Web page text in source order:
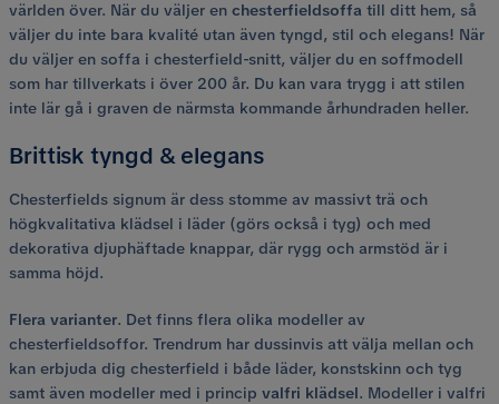
världen över. När du väljer en chesterfieldsoffa till ditt hem, så
väljer du inte bara kvalité utan även tyngd, stil och elegans! När
du väljer en soffa i chesterfield-snitt, väljer du en soffmodell
som har tillverkats i över 200 år. Du kan vara trygg i att stilen
inte lär gå i graven de närmsta kommande århundraden heller.
Brittisk tyngd & elegans
Chesterfields signum är dess stomme av massivt trä och
högkvalitativa klädsel i läder (görs också i tyg) och med
dekorativa djuphäftade knappar, där rygg och armstöd är i
samma höjd.
Flera varianter. Det finns flera olika modeller av
chesterfieldsoffor. Trendrum har dussinvis att välja mellan och
kan erbjuda dig chesterfield i både läder, konstskinn och tyg
samt även modeller med i princip valfri klädsel. Modeller i valfri